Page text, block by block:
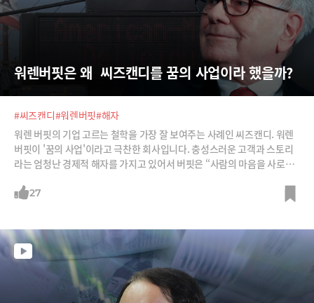
워렌버핏은 왜  씨즈캔디를 꿈의 사업이라 했을까?
#씨즈캔디#워렌버핏#해자
워렌 버핏의 기업 고르는 철학을 가장 잘 보여주는 사례인 씨즈캔디. 워렌
버핏이 '꿈의 사업'이라고 극찬한 회사입니다. 충성스러운 고객과 스토리
라는 엄청난 경제적 해자를 가지고 있어서 버핏은 “사람의 마음을 사로잡
핏이 50년 동안 보유하며 수많은 기업을 사들인 밑천, 씨즈캔디의 성공비
27